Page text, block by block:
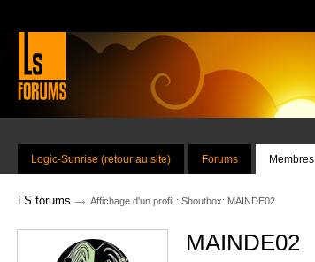
Logic-Sunrise (retour au site) Forums Membres
LS forums → Affichage d'un profil : Shoutbox: MAINDE02
MAINDE02